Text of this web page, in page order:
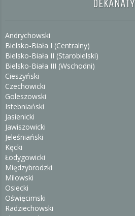
DEKANATY
Andrychowski
Bielsko-Biała I (Centralny)
Bielsko-Biała II (Starobielski)
Bielsko-Biała III (Wschodni)
Cieszyński
Czechowicki
Goleszowski
Istebniański
Jasienicki
Jawiszowicki
Jeleśniański
Kęcki
Łodygowicki
Międzybrodzki
Milowski
Osiecki
Oświęcimski
Radziechowski